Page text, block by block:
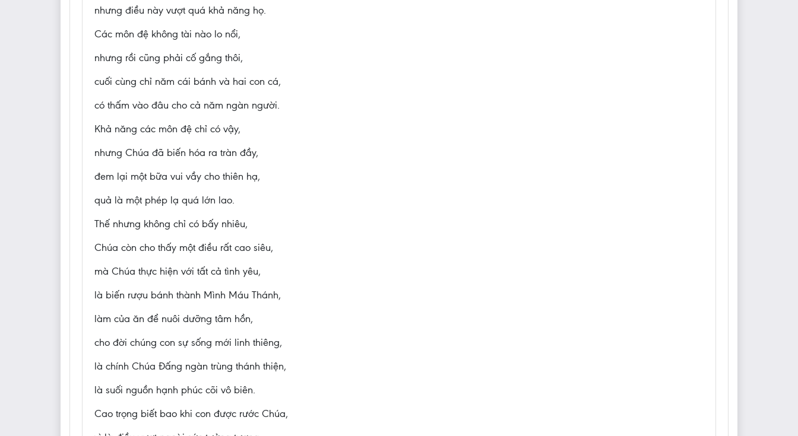
nhưng điều này vượt quá khả năng họ.
Các môn đệ không tài nào lo nổi,
nhưng rồi cũng phải cố gắng thôi,
cuối cùng chỉ năm cái bánh và hai con cá,
có thấm vào đâu cho cả năm ngàn người.
Khả năng các môn đệ chỉ có vậy,
nhưng Chúa đã biến hóa ra tràn đầy,
đem lại một bữa vui vầy cho thiên hạ,
quả là một phép lạ quá lớn lao.
Thế nhưng không chỉ có bấy nhiêu,
Chúa còn cho thấy một điều rất cao siêu,
mà Chúa thực hiện với tất cả tình yêu,
là biến rượu bánh thành Mình Máu Thánh,
làm của ăn để nuôi dưỡng tâm hồn,
cho đời chúng con sự sống mới linh thiêng,
là chính Chúa Đấng ngàn trùng thánh thiện,
là suối nguồn hạnh phúc cõi vô biên.
Cao trọng biết bao khi con được rước Chúa,